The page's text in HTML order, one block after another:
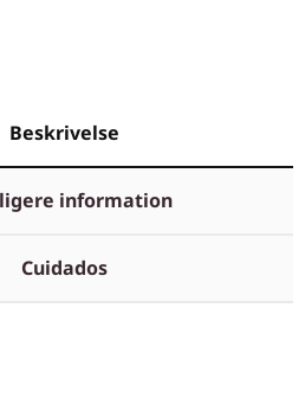
Beskrivelse
information
Cuidados